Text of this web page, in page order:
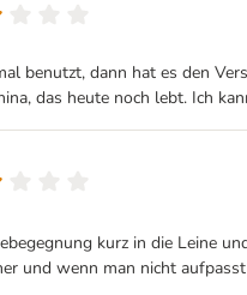
benutzt, dann hat es den
das heute noch lebt. Ich
kurz in die Leine
und wenn man nicht